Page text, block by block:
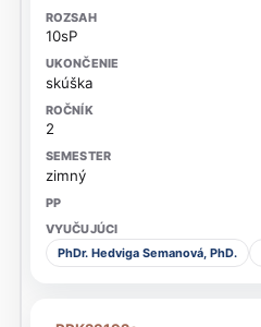
10sP
skúška
2
zimný
PhDr. Hedviga Semanová, PhD.